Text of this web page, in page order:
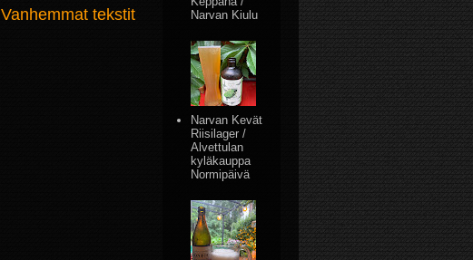
Vanhemmat tekstit
Narvan Kiulu
Narvan Kevät
Riisilager /
Alvettulan
kyläkauppa
Normipäivä